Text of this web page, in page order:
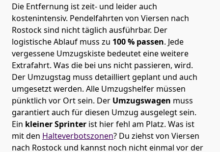
Die Entfernung ist zeit- und leider auch
kostenintensiv. Pendelfahrten von Viersen nach
Rostock sind nicht täglich ausführbar. Der
logistische Ablauf muss zu 100 % passen. Jede
vergessene Umzugskiste bedeutet eine weitere
Extrafahrt. Was die bei uns nicht passieren, wird.
Der Umzugstag muss detailliert geplant und auch
umgesetzt werden. Alle Umzugshelfer müssen
pünktlich vor Ort sein. Der Umzugswagen muss
garantiert auch für diesen Umzug ausgelegt sein.
Ein kleiner Sprinter ist hier fehl am Platz. Was ist
mit den Halteverbotszonen? Du ziehst von Viersen
nach Rostock und kannst noch nicht einmal vor der